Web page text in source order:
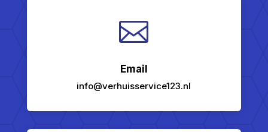

Email
info@verhuisservice123.nl